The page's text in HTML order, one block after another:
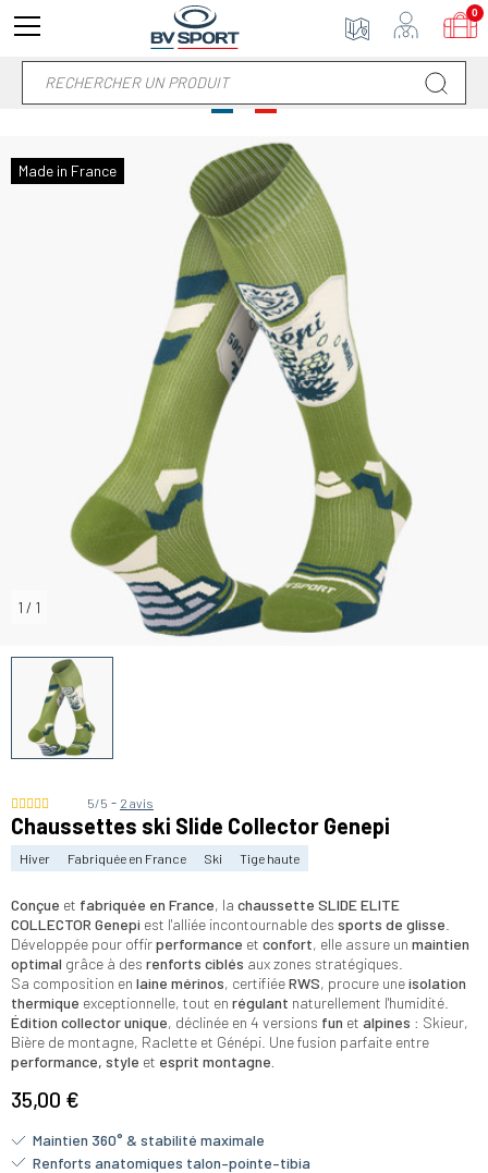
Made in France
1 / 1
5/5 - 2 avis
Chaussettes ski Slide Collector Genepi
Hiver Fabriquée en France Ski Tige haute
Conçue et fabriquée en France, la chaussette SLIDE ELITE
COLLECTOR Genepi est l'alliée incontournable des sports de glisse.
Développée pour offirperformance et confort, elle assure un maintien
optimal grâce à des renforts ciblés aux zones stratégiques.
Sa composition en laine mérinos, certifiéeRWS, procure uneisolation
thermique exceptionnelle, tout en régulant naturellement l'humidité.
Édition collector unique, déclinée en 4 versions fun et alpines : Skieur,
Bière de montagne, Raclette et Génépi. Une fusion parfaite entre
performance, style et esprit montagne.
35,00 €
Maintien 360° & stabilité maximale
Renforts anatomiques talon–pointe–tibia
0